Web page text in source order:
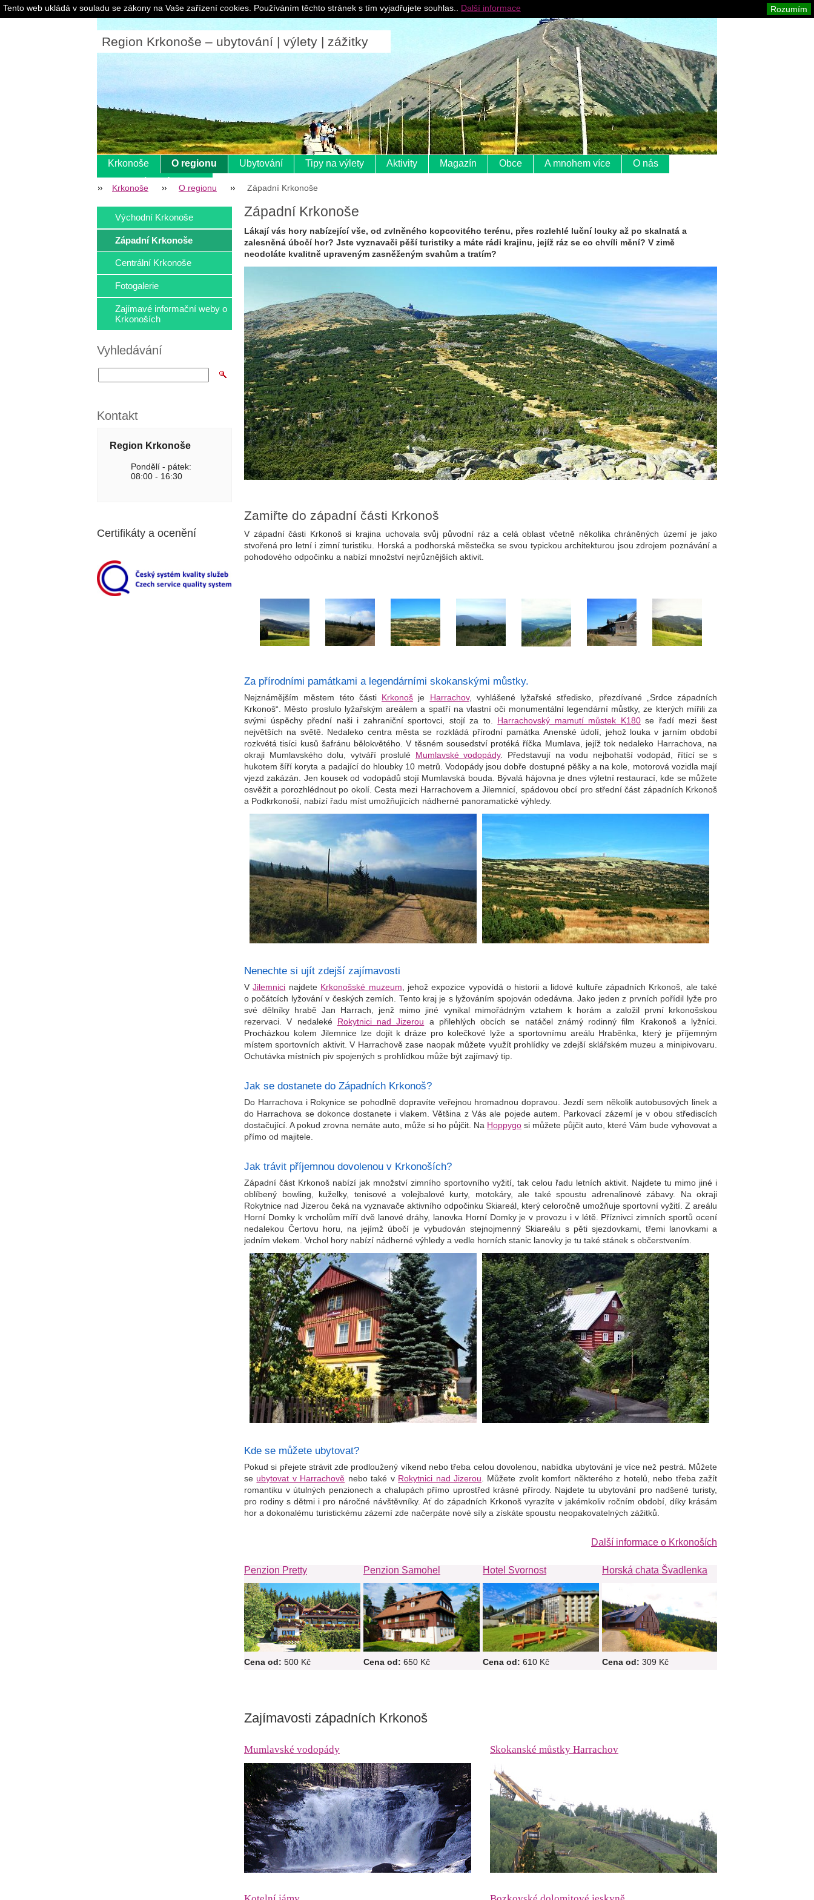
Region Krkonoše – ubytování | výlety | zážitky
Pro ubytovatele
Krkonoše O regionu Ubytování Tipy na výlety Aktivity Magazín Obce A mnohem více
O nás
Krkonoše O regionu Západní Krkonoše
Západní Krkonoše
Lákají vás hory nabízející vše, od zvlněného kopcovitého terénu, přes rozlehlé luční louky až po skalnatá a
zalesněná úbočí hor? Jste vyznavači pěší turistiky a máte rádi krajinu, jejíž ráz se co chvíli mění? V zimě
neodoláte kvalitně upraveným zasněženým svahům a tratím?
Zamiřte do západní části Krkonoš
V západní části Krkonoš si krajina uchovala svůj původní ráz a celá oblast včetně několika chráněných území je jako
stvořená pro letní i zimní turistiku. Horská a podhorská městečka se svou typickou architekturou jsou zdrojem poznávání a
pohodového odpočinku a nabízí množství nejrůznějších aktivit.
Za přírodními památkami a legendárními skokanskými můstky.
Nejznámějším městem této části Krkonoš je Harrachov, vyhlášené lyžařské středisko, přezdívané „Srdce západních
Krkonoš“. Město proslulo lyžařským areálem a spatří na vlastní oči monumentální legendární můstky, ze kterých mířili za
svými úspěchy přední naši i zahraniční sportovci, stojí za to. Harrachovský mamutí můstek K180se řadí mezi šest
největších na světě. Nedaleko centra města se rozkládá přírodní památka Anenské údolí, jehož louka v jarním období
rozkvétá tisíci kusů šafránu bělokvětého. V těsném sousedství protéká říčka Mumlava, jejíž tok nedaleko Harrachova, na
okraji Mumlavského dolu, vytváří proslulé Mumlavské vodopády. Představují na vodu nejbohatší vodopád, řítící se s
hukotem šíří koryta a padající do hloubky 10 metrů. Vodopády jsou dobře dostupné pěšky a na kole, motorová vozidla mají
vjezd zakázán. Jen kousek od vodopádů stojí Mumlavská bouda. Bývalá hájovna je dnes výletní restaurací, kde se můžete
osvěžit a porozhlédnout po okolí. Cesta mezi Harrachovem a Jilemnicí, spádovou obcí pro střední část západních Krkonoš
a Podkrkonoší, nabízí řadu míst umožňujících nádherné panoramatické výhledy.
Nenechte si ujít zdejší zajímavosti
VJilemnici najdete Krkonošské muzeum , jehož expozice vypovídá o historii a lidové kultuře západních Krkonoš, ale také
o počátcích lyžování v českých zemích. Tento kraj je s lyžováním spojován odedávna. Jako jeden z prvních pořídil lyže pro
své dělníky hrabě Jan Harrach, jenž mimo jiné vynikal mimořádným vztahem k horám a založil první krkonošskou
rezervaci. V nedaleké Rokytnici nad Jizerou a přilehlých obcích se natáčel známý rodinný film Krakonoš a lyžníci.
Procházkou kolem Jilemnice lze dojít k dráze pro kolečkové lyže a sportovnímu areálu Hraběnka, který je příjemným
místem sportovních aktivit. V Harrachově zase naopak můžete využít prohlídky ve zdejší sklářském muzeu a minipivovaru.
Ochutávka místních piv spojených s prohlídkou může být zajímavý tip.
Jak se dostanete do Západních Krkonoš?
Do Harrachova i Rokynice se pohodlně dopravíte veřejnou hromadnou dopravou. Jezdí sem několik autobusových linek a
do Harrachova se dokonce dostanete i vlakem. Většina z Vás ale pojede autem. Parkovací zázemí je v obou střediscích
dostačující. A pokud zrovna nemáte auto, může si ho půjčit. Na Hoppygo si můžete půjčit auto, které Vám bude vyhovovat a
přímo od majitele.
Jak trávit příjemnou dovolenou v Krkonoších?
Západní část Krkonoš nabízí jak množství zimního sportovního vyžití, tak celou řadu letních aktivit. Najdete tu mimo jiné i
oblíbený bowling, kuželky, tenisové a volejbalové kurty, motokáry, ale také spoustu adrenalinové zábavy. Na okraji
Rokytnice nad Jizerou čeká na vyznavače aktivního odpočinku Skiareál, který celoročně umožňuje sportovní vyžití. Z areálu
Horní Domky k vrcholům míří dvě lanové dráhy, lanovka Horní Domky je v provozu i v létě. Příznivci zimních sportů ocení
nedalekou Čertovu horu, na jejímž úbočí je vybudován stejnojmenný Skiareálu s pěti sjezdovkami, třemi lanovkami a
jedním vlekem. Vrchol hory nabízí nádherné výhledy a vedle horních stanic lanovky je tu také stánek s občerstvením.
Kde se můžete ubytovat?
Pokud si přejete strávit zde prodloužený víkend nebo třeba celou dovolenou, nabídka ubytování je více než pestrá. Můžete
se ubytovat v Harrachově nebo také v Rokytnici nad Jizerou . Můžete zvolit komfort některého z hotelů, nebo třeba zažít
romantiku v útulných penzionech a chalupách přímo uprostřed krásné přírody. Najdete tu ubytování pro nadšené turisty,
pro rodiny s dětmi i pro náročné návštěvníky. Ať do západních Krkonoš vyrazíte v jakémkoliv ročním období, díky krásám
hor a dokonalému turistickému zázemí zde načerpáte nové síly a získáte spoustu neopakovatelných zážitků.
Další informace o Krkonoších
Penzion Pretty Penzion Samohel Hotel Svornost Horská chata Švadlenka
Cena od: 500 Kč Cena od: 650 Kč Cena od: 610 Kč Cena od: 309 Kč
Zajímavosti západních Krkonoš
Skokanské můstky Harrachov
Mumlavské vodopády
Východní Krkonoše
Západní Krkonoše
Centrální Krkonoše
Fotogalerie
Zajímavé informační weby o
Krkonoších
Vyhledávání
Kontakt
Region Krkonoše
Pondělí - pátek:
08:00 - 16:30
Certifikáty a ocenění
Tento web ukládá v souladu se zákony na Vaše zařízení cookies. Používáním těchto stránek s tím vyjadřujete souhlas.. Rozumím
Další informace